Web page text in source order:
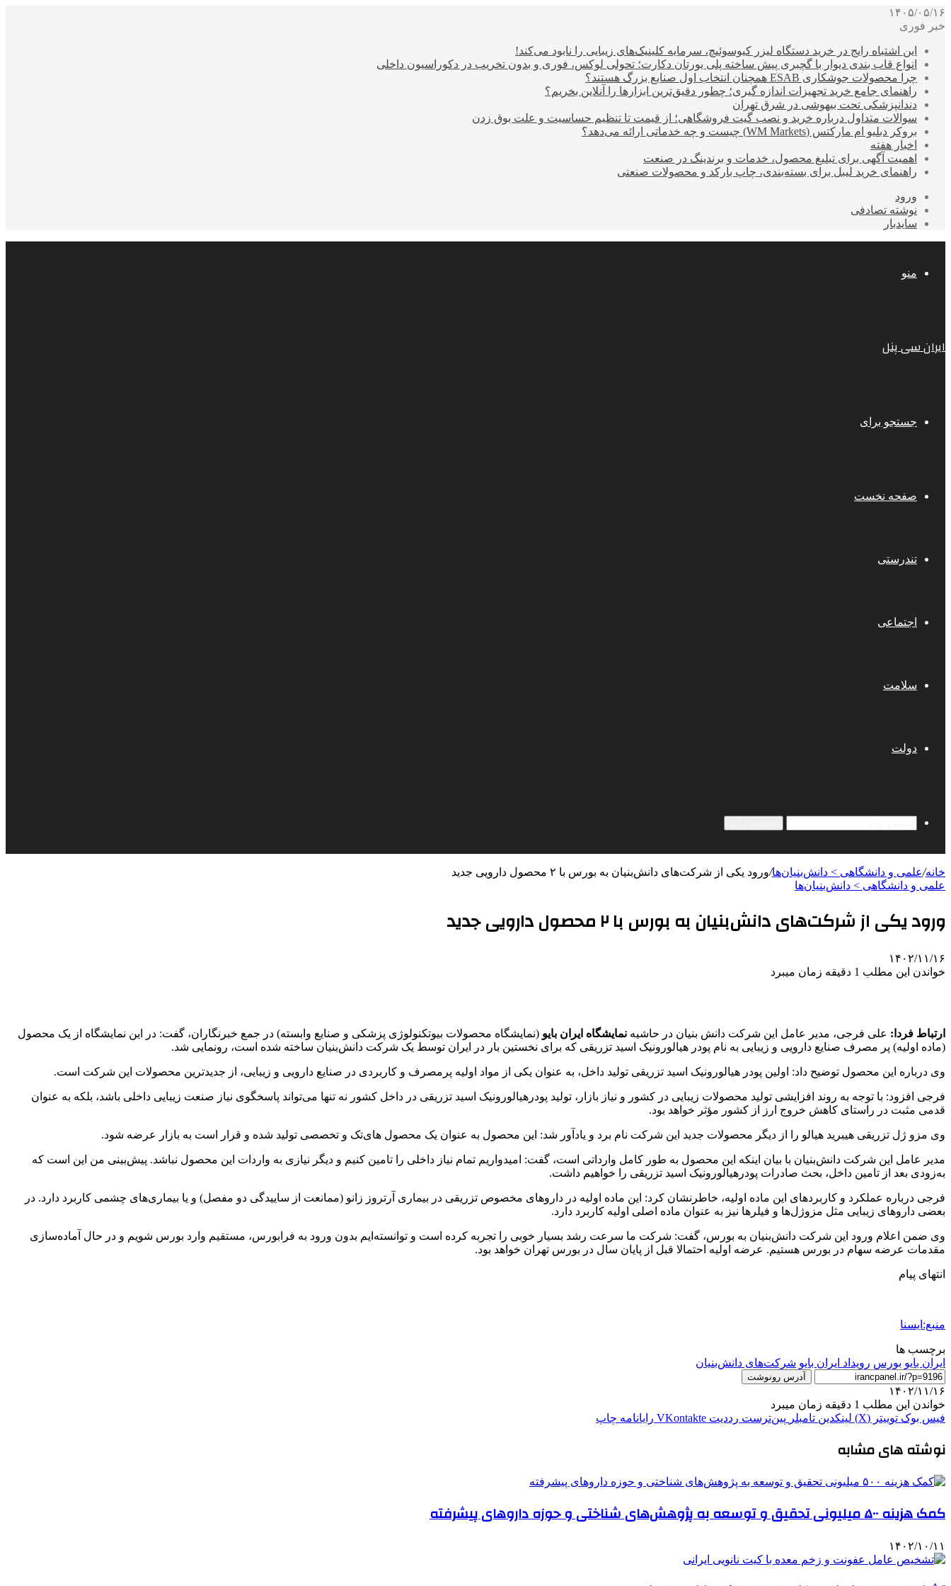
۱۴۰۵/۰۵/۱۶
خبر فوری
این اشتباه رایج در خرید دستگاه لیزر کیوسوئیچ، سرمایه کلینیک‌های زیبایی را نابود می‌کند!
انواع قاب بندی دیوار با گچبری پیش ساخته پلی یورتان دکارت؛ تحولی لوکس، فوری و بدون تخریب در دکوراسیون داخلی
چرا محصولات جوشکاری ESAB همچنان انتخاب اول صنایع بزرگ هستند؟
راهنمای جامع خرید تجهیزات اندازه گیری؛ چطور دقیق‌ترین ابزارها را آنلاین بخریم؟
دندانپزشکی تحت بیهوشی در شرق تهران
سوالات متداول درباره خرید و نصب گیت فروشگاهی؛ از قیمت تا تنظیم حساسیت و علت بوق زدن
بروکر دبلیو ام مارکتس (WM Markets) چیست و چه خدماتی ارائه می‌دهد؟
اخبار هفته
اهمیت آگهی برای تبلیغ محصول، خدمات و برندینگ در صنعت
راهنمای خرید لیبل برای بسته‌بندی، چاپ بارکد و محصولات صنعتی
ورود
نوشته تصادفی
سایدبار
منو
ایران سی پنل
جستجو برای
صفحه نخست
تندرستی
اجتماعی
سلامت
دولت
خانه/علمی‌ و دانشگاهی > دانش‌بنیان‌ها/ورود یکی از شرکت‌های دانش‌بنیان به بورس با ۲ محصول دارویی جدید
علمی‌ و دانشگاهی > دانش‌بنیان‌ها
ورود یکی از شرکت‌های دانش‌بنیان به بورس با ۲ محصول دارویی جدید
۱۴۰۲/۱۱/۱۶
خواندن این مطلب 1 دقیقه زمان میبرد
ارتباط فردا: علی فرجی، مدیر عامل این شرکت دانش بنیان در حاشیه نمایشگاه ایران بایو (نمایشگاه محصولات بیوتکنولوژی پزشکی و صنایع وابسته) در جمع خبرنگاران، گفت: در این نمایشگاه از یک محصول
(ماده اولیه) پر مصرف صنایع دارویی و زیبایی به نام پودر هیالورونیک اسید تزریقی که برای نخستین بار در ایران توسط یک شرکت دانش‌بنیان ساخته شده است، رونمایی شد.
وی درباره این محصول توضیح داد: اولین پودر هیالورونیک اسید تزریقی تولید داخل، به عنوان یکی از مواد اولیه پرمصرف و کاربردی در صنایع دارویی و زیبایی، از جدیدترین محصولات این شرکت است.
فرجی افزود: با توجه به روند افزایشی تولید محصولات زیبایی در کشور و نیاز بازار، تولید پودرهیالورونیک اسید تزریقی در داخل کشور نه تنها می‌تواند پاسخگوی نیاز صنعت زیبایی داخلی باشد، بلکه به عنوان
قدمی مثبت در راستای کاهش خروج ارز از کشور مؤثر خواهد بود.
وی مزو ژل تزریقی هیبرید هیالو را از دیگر محصولات جدید این شرکت نام برد و یادآور شد: این محصول به عنوان یک محصول های‌تک و تخصصی تولید شده و قرار است به بازار عرضه شود.
مدیر عامل این شرکت دانش‌بنیان با بیان اینکه این محصول به طور کامل وارداتی است، گفت: امیدواریم تمام نیاز داخلی را تامین کنیم و دیگر نیازی به واردات این محصول نباشد. پیش‌بینی من این است که
به‌زودی بعد از تامین داخل، بحث صادرات پودرهیالورونیک اسید تزریقی را خواهیم داشت.
فرجی درباره عملکرد و کاربردهای این ماده اولیه، خاطرنشان کرد: این ماده اولیه در داروهای مخصوص تزریقی در بیماری آرتروز زانو (ممانعت از ساییدگی دو مفصل) و یا بیماری‌های چشمی کاربرد دارد. در
بعضی داروهای زیبایی مثل مزوژل‌ها و فیلرها نیز به عنوان ماده اصلی اولیه کاربرد دارد.
وی ضمن اعلام ورود این شرکت دانش‌بنیان به بورس، گفت: شرکت ما سرعت رشد بسیار خوبی را تجربه کرده است و توانسته‌ایم بدون ورود به فرابورس، مستقیم وارد بورس شویم و در حال آماده‌سازی
مقدمات عرضه سهام در بورس هستیم. عرضه اولیه احتمالا قبل از پایان سال در بورس تهران خواهد بود.
انتهای پیام
منبع:ایسنا
برچسب ها
ایران بایو بورس رویداد ایران بایو شرکت‌های دانش‌بنیان
آدرس رونوشت
۱۴۰۲/۱۱/۱۶
خواندن این مطلب 1 دقیقه زمان میبرد
فیس بوک توییتر (X) لینکدین ‫تامبلر ‫پین‌ترست ‫رددیت ‫VKontakte رایانامه چاپ
نوشته های مشابه
کمک هزینه ۵۰۰ میلیونی تحقیق و توسعه به پژوهش‌های شناختی و حوزه داروهای پیشرفته
۱۴۰۲/۱۰/۱۱